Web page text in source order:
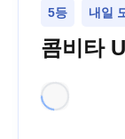
5등 내일
콤비타